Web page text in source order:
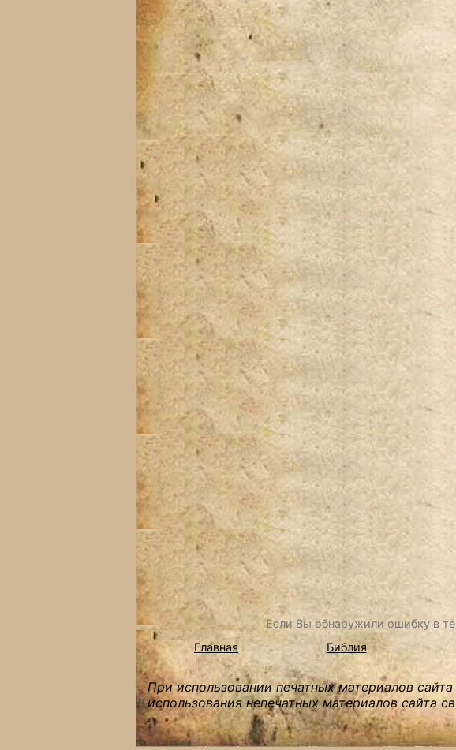
Если Вы обнаружили ошибку в
Главная
Библия
При использовании печатных материалов
использования непечатных материалов сайта